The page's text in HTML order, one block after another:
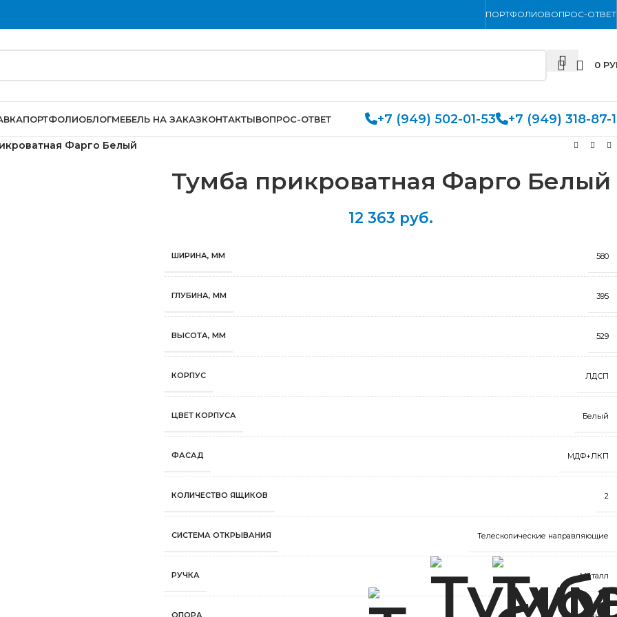
ПОРТФОЛИОВОПРОС-ОТВЕТ
0
ПОРТФОЛИОБЛОГМЕБЕЛЬ НА ЗАКАЗКОНТАКТЫВОПРОС-ОТВЕТ +7 (949) 502-01-53 +7 (949) 318-87-
Фарго Белый
Тумба прикроватная Фарго Белый
12 363 руб.
ШИРИНА, ММ 580
ГЛУБИНА, ММ 395
ВЫСОТА, ММ 529
КОРПУС ЛДСП
ЦВЕТ КОРПУСА Белый
ФАСАД МДФ+ЛКП
КОЛИЧЕСТВО ЯЩИКОВ 2
СИСТЕМА ОТКРЫВАНИЯ Телескопические направляющие
РУЧКА Металл
ОПОРА